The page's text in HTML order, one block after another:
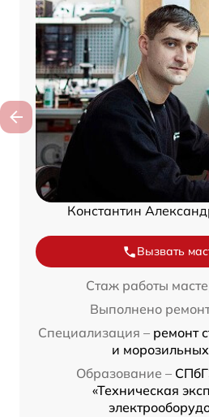
Константин
Вызвать
Стаж работы
Выполнено
Специализация – ремонт
и
Образование –
«Техническая